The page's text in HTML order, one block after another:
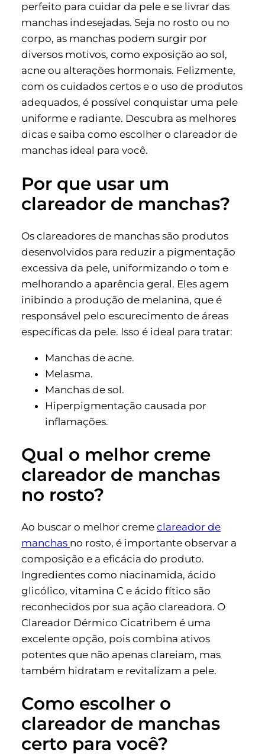
perfeito para cuidar da pele e se livrar das
manchas indesejadas. Seja no rosto ou no
corpo, as manchas podem surgir por
diversos motivos, como exposição ao sol,
acne ou alterações hormonais. Felizmente,
com os cuidados certos e o uso de produtos
adequados, é possível conquistar uma pele
uniforme e radiante. Descubra as melhores
dicas e saiba como escolher o clareador de
manchas ideal para você.
Por que usar um
clareador de manchas?
Os clareadores de manchas são produtos
desenvolvidos para reduzir a pigmentação
excessiva da pele, uniformizando o tom e
melhorando a aparência geral. Eles agem
inibindo a produção de melanina, que é
responsável pelo escurecimento de áreas
específicas da pele. Isso é ideal para tratar:
Manchas de acne.
Melasma.
Manchas de sol.
Hiperpigmentação causada por
inflamações.
Qual o melhor creme
clareador de manchas
no rosto?
Ao buscar o melhor creme clareador de
manchas no rosto, é importante observar a
composição e a eficácia do produto.
Ingredientes como niacinamida, ácido
glicólico, vitamina C e ácido fítico são
reconhecidos por sua ação clareadora. O
Clareador Dérmico Cicatribem é uma
excelente opção, pois combina ativos
potentes que não apenas clareiam, mas
também hidratam e revitalizam a pele.
Como escolher o
clareador de manchas
certo para você?